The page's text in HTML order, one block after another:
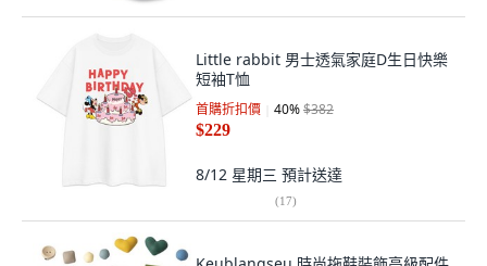
Little rabbit 男士透氣家庭D生日快樂
短袖T恤
首購折扣價 40%$382
$229
8/12 星期三 預計送達
(17)